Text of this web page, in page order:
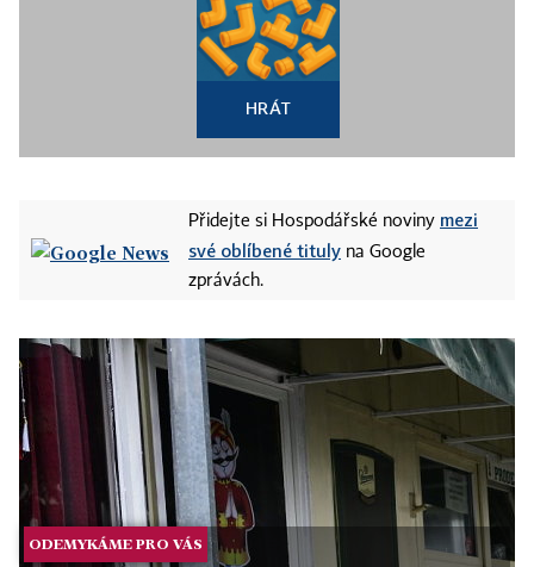
HRÁT
Přidejte si Hospodářské noviny mezi
své oblíbené tituly na Google
zprávách.
ODEMYKÁME PRO VÁS